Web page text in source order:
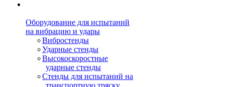
Оборудование для испытаний
на вибрацию и удары
Вибростенды
Ударные стенды
Высокоскоростные
ударные стенды
Стенды для испытаний на
транспортную тряску